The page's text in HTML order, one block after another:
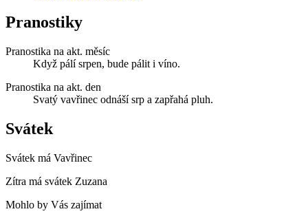
Pranostiky
Pranostika na akt. měsíc
Když pálí srpen, bude pálit i víno.
Pranostika na akt. den
Svatý vavřinec odnáší srp a zapřahá pluh.
Svátek
Svátek má Vavřinec
Zítra má svátek Zuzana
Mohlo by Vás zajímat